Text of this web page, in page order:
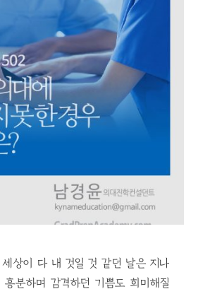
상이 다 내 것일 것 같던 날은 지나
분하며 감격하던 기쁨도 희미해질